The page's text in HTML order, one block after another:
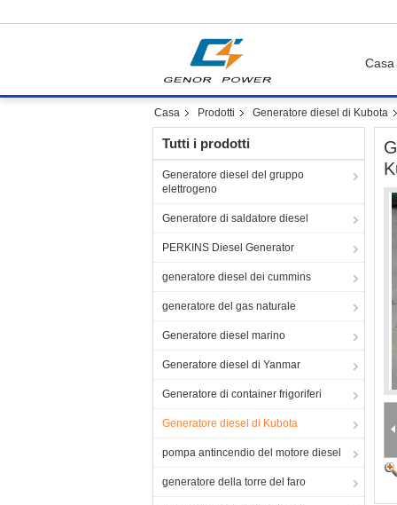
Casa
Casa Prodotti Generatore diesel di Kubota
Tutti i prodotti
Generatore diesel del gruppo
elettrogeno
Generatore di saldatore diesel
PERKINS Diesel Generator
generatore diesel dei cummins
generatore del gas naturale
Generatore diesel marino
Generatore diesel di Yanmar
Generatore di container frigoriferi
Generatore diesel di Kubota
pompa antincendio del motore diesel
generatore della torre del faro